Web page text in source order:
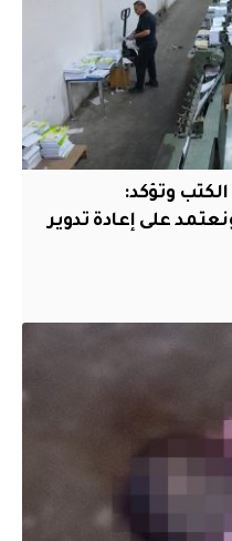
وتؤكد:
على إعادة تدوير